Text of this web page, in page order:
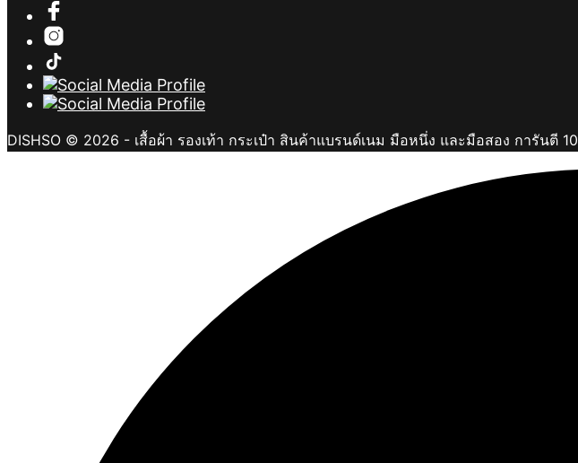
DISHSO © 2026 - เสื้อผ้า รองเท้า กระเป๋า สินค้าแบรนด์เนม มือหนึ่ง และมือสอง การันตี